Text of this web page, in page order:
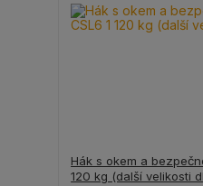
Hák s okem a
120 kg (další velikosti